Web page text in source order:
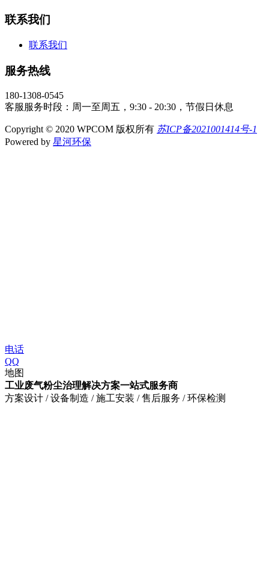
联系我们
联系我们
服务热线
180-1308-0545
客服服务时段：周一至周五，9:30 - 20:30，节假日休息
Copyright © 2020 WPCOM 版权所有 苏ICP备2021001414号-1
Powered by 星河环保
电话
QQ
地图
工业废气粉尘治理解决方案一站式服务商
方案设计 / 设备制造 / 施工安装 / 售后服务 / 环保检测